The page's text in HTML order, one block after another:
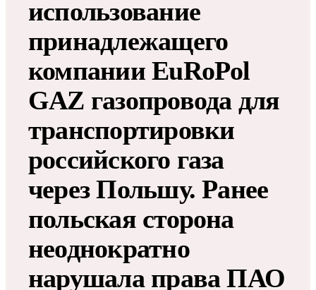
использование
принадлежащего
компании EuRoPol
GAZ газопровода для
транспортировки
российского газа
через Польшу. Ранее
польская сторона
неоднократно
нарушала права ПАО